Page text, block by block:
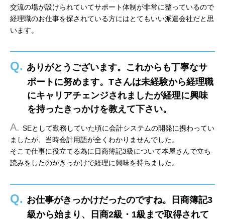
交流の場が設けられていてサポート体制が非常に整っているので
経理職のお仕事を探されている方にはとてもいい派遣会社だと思
います。
Q. ありがとうございます。これからも丁寧なサ
ポートに努めます。Tさんは未経験から経理職
にキャリアチェンジされましたが経理に興味
を持ったきっかけを教えて下さい。
A. SEとして勤務していた頃に会計システムの開発に携わってい
ましたが、当時会計用語が全くわかりませんでした。
そこで仕事に役立てる為に日商簿記3級について本屋さんで立ち
読みをしたのがきっかけで経理に興味を持ちました。
Q. お仕事がきっかけだったのですね。日商簿記3
級から始まり、日商2級・1級まで取得されて